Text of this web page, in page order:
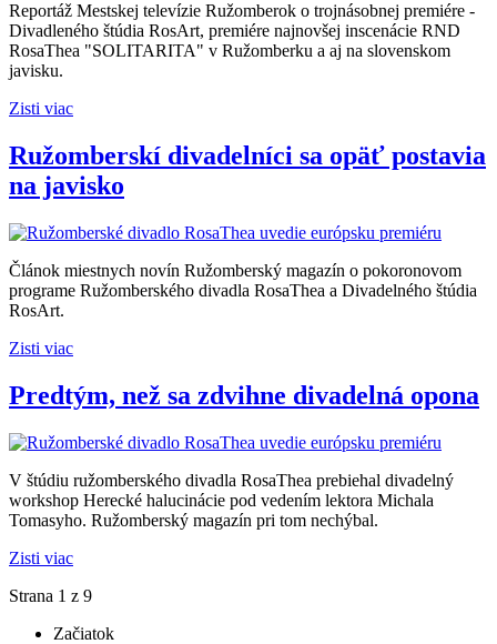
Reportáž Mestskej televízie Ružomberok o trojnásobnej premiére -
Divadleného štúdia RosArt, premiére najnovšej inscenácie RND
RosaThea "SOLITARITA" v Ružomberku a aj na slovenskom
javisku.
Zisti viac
Ružomberskí divadelníci sa opäť postavia
na javisko
Článok miestnych novín Ružomberský magazín o pokoronovom
programe Ružomberského divadla RosaThea a Divadelného štúdia
RosArt.
Zisti viac
Predtým, než sa zdvihne divadelná opona
V štúdiu ružomberského divadla RosaThea prebiehal divadelný
workshop Herecké halucinácie pod vedením lektora Michala
Tomasyho. Ružomberský magazín pri tom nechýbal.
Zisti viac
Strana 1 z 9
Začiatok